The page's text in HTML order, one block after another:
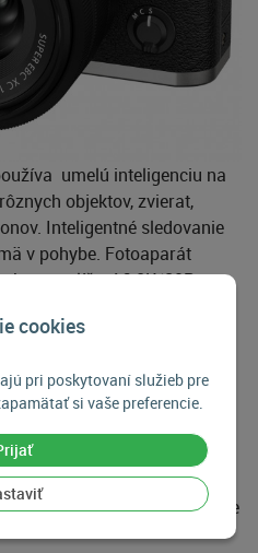
cookies
pri poskytovaní služieb pre
si vaše preferencie.
umelú inteligenciu na
objektov, zvierat,
Inteligentné sledovanie
v pohybe. Fotoaparát
rozlíšení 6.2K/30P a
digitálna stabilizácia
Simulation , ktorý umožňuje
režimov simulácie
sú verné farebné podanie
tóny NOSTALGIC Neg. .
polohy (FS1 až FS3),
farieb a obrazu pre